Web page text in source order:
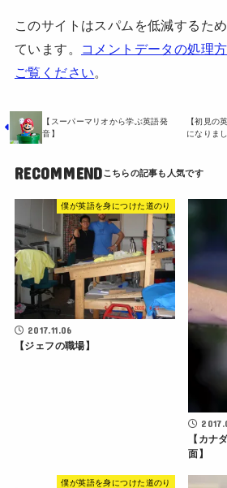
このサイトはスパムを低減するた
ています。
コメントデータの処理
ご覧ください。
【スーパーマリオから学ぶ英語発
音】
【初見の
になりまし
RECOMMEND
僕が英語を身につけた道のり
2017.11.06
【ジェフの職場】
【カナ
面】
僕が英語を身につけた道のり